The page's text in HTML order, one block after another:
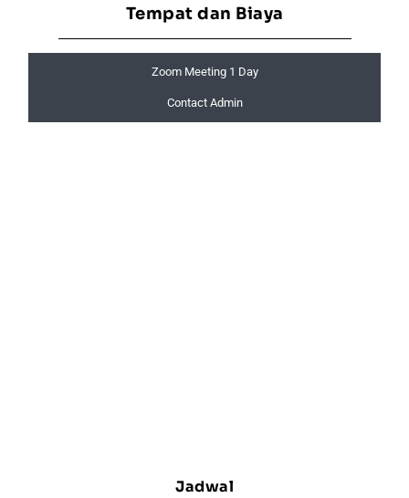
Tempat dan Biaya
Zoom Meeting 1 Day
Contact Admin
Jadwal